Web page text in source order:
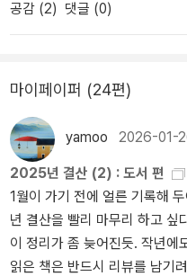
해칠 떄 덜 주저하게 마련이다.'
는 일만큼은 피해야 한다는 점
공감 (2) 댓글 (0)
마이페이퍼 (24편)
yamoo 2026-01-
2025년 결산 (2) : 도서 편
1월이 가기 전에 얼른 기록해
년 결산을 빨리 마무리 하고 싶
이 정리가 좀 늦어진듯. 작년에
읽은 책은 반드시 리뷰를 남기